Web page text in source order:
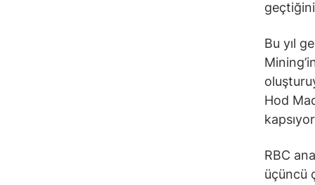
Bu yıl
Hod
RBC
üçüncü